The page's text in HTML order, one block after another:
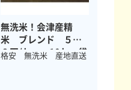
無洗米！会津産精
米 ブレンド ５８
０円/ｋｇ 10ｋｇ袋
格安 無洗米 産地直送